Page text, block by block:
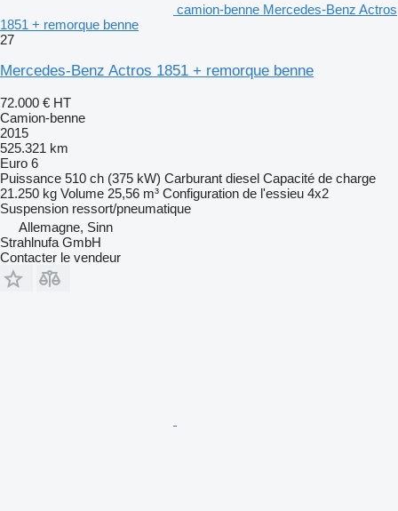
camion-benne Mercedes-Benz Actros
1851 + remorque benne
27
Mercedes-Benz Actros 1851 + remorque benne
72.000 € HT
Camion-benne
2015
525.321 km
Euro 6
Puissance 510 ch (375 kW) Carburant diesel Capacité de charge
21.250 kg Volume 25,56 m³ Configuration de l'essieu 4x2
Suspension ressort/pneumatique
Allemagne, Sinn
Strahlnufa GmbH
Contacter le vendeur